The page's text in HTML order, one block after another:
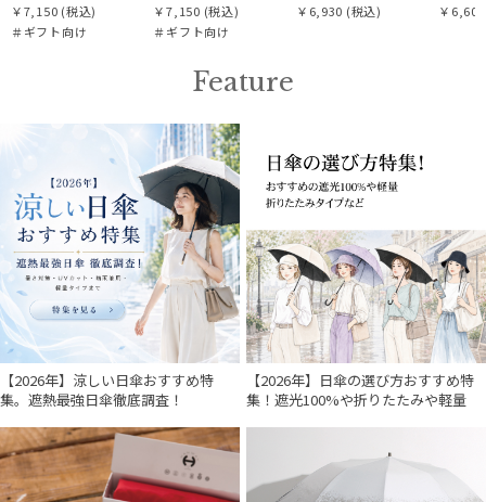
価格・割引率
販売状況
入荷状況
￥7,150 (税込)
＃ギフト向け
￥7,150 (税込)
＃ギフト向け
￥6,930 (税込) ￥6,600
Feature
【2026年】涼しい日傘おすすめ特
集。遮熱最強日傘徹底調査！
【2026年】日傘の選び方おすすめ特
集！遮光100%や折りたたみや軽量